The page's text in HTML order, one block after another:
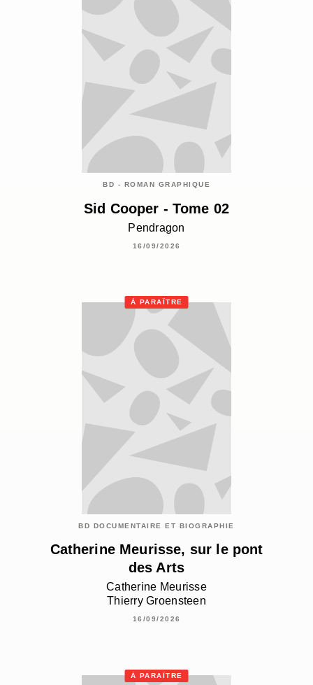
BD - ROMAN GRAPHIQUE
Sid Cooper - Tome 02
Pendragon
16/09/2026
À PARAÎTRE
BD DOCUMENTAIRE ET BIOGRAPHIE
Catherine Meurisse, sur le pont
des Arts
Catherine Meurisse
Thierry Groensteen
16/09/2026
À PARAÎTRE